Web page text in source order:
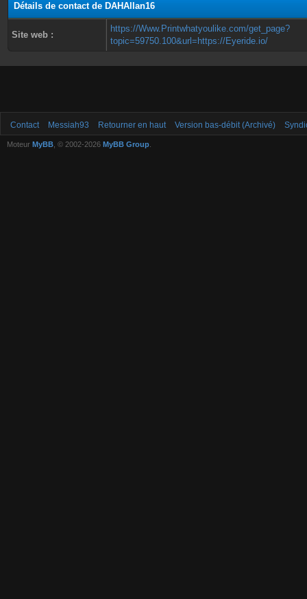
Détails de contact de DAHAllan16
Site web :
https://Www.Printwhatyoulike.com/get_page?
topic=59750.100&url=https://Eyeride.io/
Contact Messiah93 Retourner en haut Version bas-débit (Archivé)
Moteur MyBB , © 2002-2026 MyBB Group